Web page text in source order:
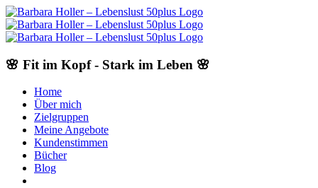
Skip
to
content
🌸 Fit im Kopf - Stark im Leben 🌸
Home
Über mich
Zielgruppen
Meine Angebote
Kundenstimmen
Bücher
Blog